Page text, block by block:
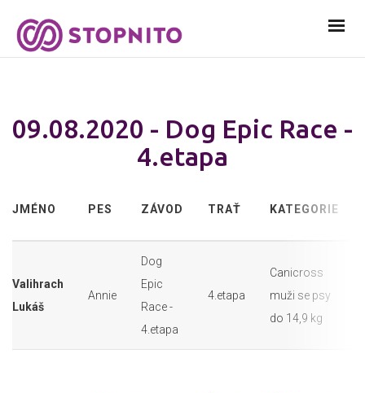
09.08.2020 - Dog Epic Race -
4.etapa
JMÉNO PES ZÁVOD TRAŤ KATEGORIE
Valihrach
Lukáš
Annie
Dog
Epic
Race -
4.etapa
4.etapa
Canicross
muži se psy
do 14,9 kg